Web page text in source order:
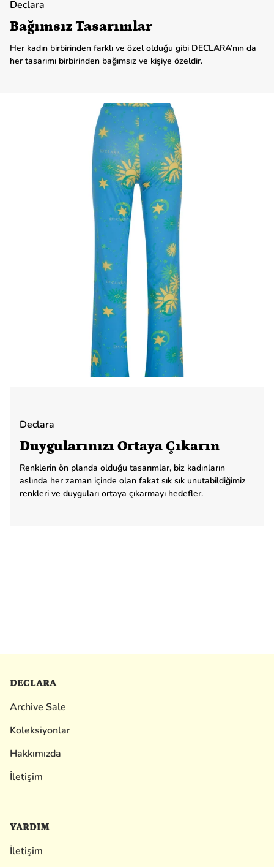
Declara
Bağımsız Tasarımlar
Her kadın birbirinden farklı ve özel olduğu gibi DECLARA’nın da
her tasarımı birbirinden bağımsız ve kişiye özeldir.
Declara
Duygularınızı Ortaya Çıkarın
Renklerin ön planda olduğu tasarımlar, biz kadınların
aslında her zaman içinde olan fakat sık sık unutabildiğimiz
renkleri ve duyguları ortaya çıkarmayı hedefler.
DECLARA
Archive Sale
Koleksiyonlar
Hakkımızda
İletişim
YARDIM
İletişim